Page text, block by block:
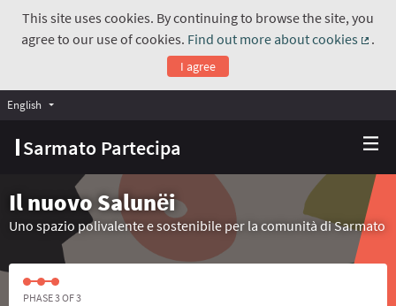
This site uses cookies. By continuing to browse the site, you
agree to our use of cookies. Find out more about cookies
.
I agree
Sarmato Partecipa
English Choose language
Il nuovo Salunёi
Uno spazio polivalente e sostenibile per la comunità di Sarmato
PHASE 3 OF 3